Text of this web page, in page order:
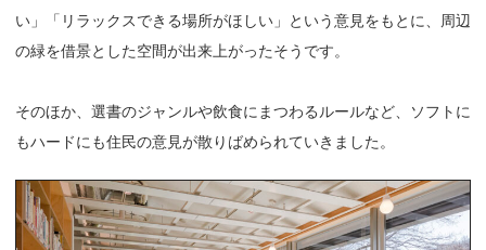
い」「リラックスできる場所がほしい」という意見をもとに、周辺
の緑を借景とした空間が出来上がったそうです。
そのほか、選書のジャンルや飲食にまつわるルールなど、ソフトに
もハードにも住民の意見が散りばめられていきました。